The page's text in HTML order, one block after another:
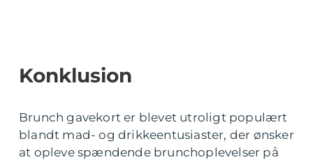
Konklusion
Brunch gavekort er blevet utroligt populært
blandt mad- og drikkeentusiaster, der ønsker
at opleve spændende brunchoplevelser på